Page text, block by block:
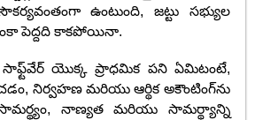
ఉంటుంది, జట్టు సభ్యుల
పెద్దది కాకపోయినా.
యొక్క ప్రాధమిక పని ఏమిటంటే,
నిర్వహణ మరియు ఆర్థిక అకౌంటింగ్‌ను
నాణ్యత మరియు సామర్థ్యాన్ని